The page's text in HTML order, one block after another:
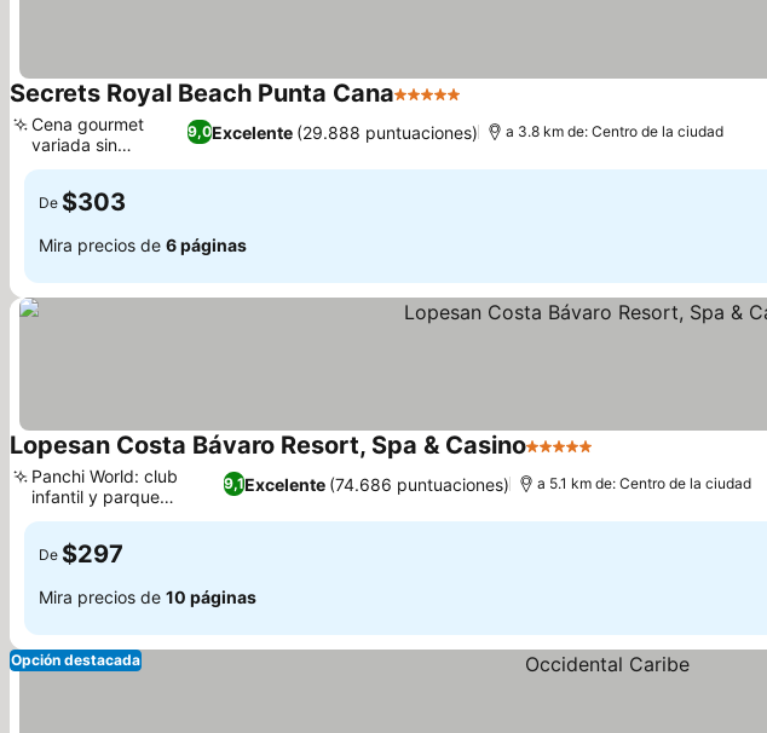
Secrets Royal Beach Punta Cana5 Estrellas
9,0Excelente (29.888 puntuaciones)
Cena gourmet
variada sin
reservas
a 3.8 km de: Centro de la ciudad
De $303
Mira precios de 6 páginas
Lopesan Costa Bávaro Resort, Spa & Casino5 Estrellas
9,1Excelente (74.686 puntuaciones)
Panchi World: club
infantil y parque
acuático
a 5.1 km de: Centro de la ciudad
De $297
Mira precios de 10 páginas
Opción destacada